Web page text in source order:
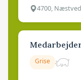
4700, Næstved
Grise